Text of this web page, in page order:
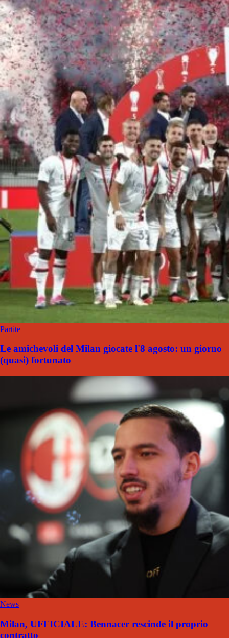
Partite
Le amichevoli del Milan giocate l'8 agosto: un giorno
(quasi) fortunato
News
Milan, UFFICIALE: Bennacer rescinde il proprio
contratto